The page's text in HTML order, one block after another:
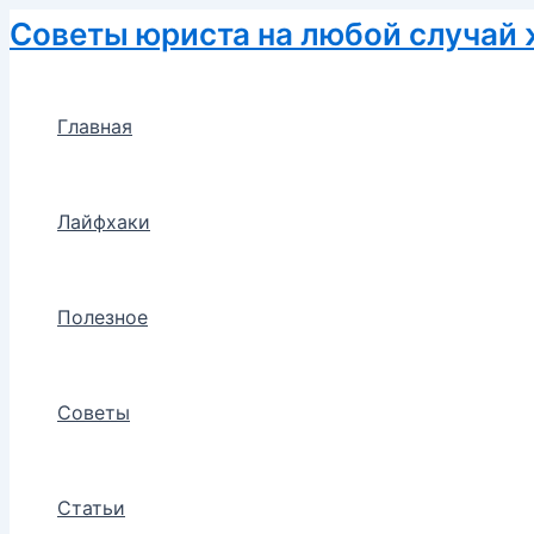
Перейти
к
Советы юриста на любой случай
Главная
Лайфхаки
Полезное
Советы
Статьи